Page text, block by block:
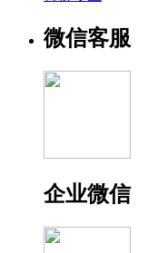
微信客服
企业微信